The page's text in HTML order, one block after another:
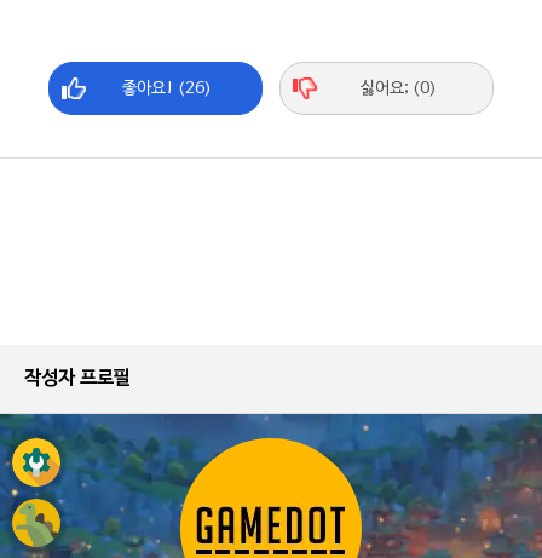
좋아요! (26) 싫어요; (0)
작성자 프로필